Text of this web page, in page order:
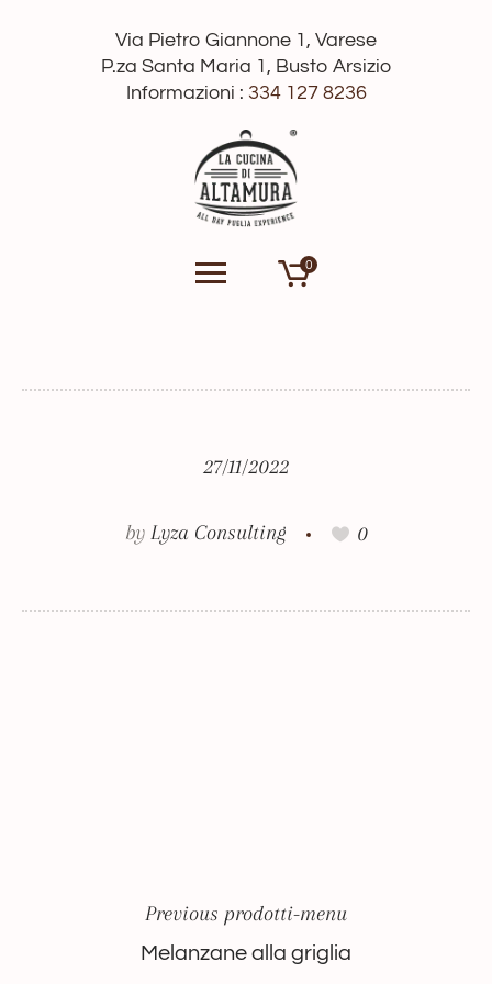
Via Pietro Giannone 1, Varese
P.za Santa Maria 1, Busto Arsizio
Informazioni : 334 127 8236
0
27/11/2022
by Lyza Consulting 0
Previous prodotti-menu
Melanzane alla griglia